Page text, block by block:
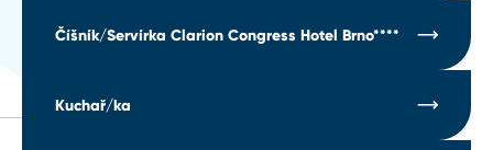
Číšník/Servírka Clarion Congress Hotel Brno****
Kuchař/ka